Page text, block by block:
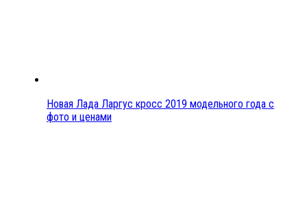
Новая Лада Ларгус кросс 2019 модельного года с
фото и ценами